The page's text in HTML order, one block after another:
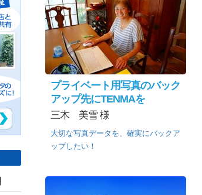
プライベート用写真のバック
アップ先にTENMAを
三木 美雪 様
大切な写真データを、確実にバックア
ップしたい！